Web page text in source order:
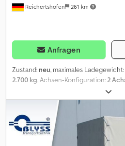
Reichertshofen 261 km
Anfragen
Zustand: neu, maximales Ladegewicht:
2.700 kg, Achsen-Konfiguration:2
,
Technische Daten: * Anhängertyp
2700kg * Nutzlast 2130kg *
Ladehöhe ca.70 cm * Boden
Verzurrpunkte Lochblech * Rahmen
feuerverzinkt * Elektrik 13-Polig, 12V *